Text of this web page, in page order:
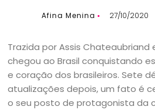
Afina Menina 27/10/2020
Trazida por Assis Chateaubriand
chegou ao Brasil conquistando
e coração dos brasileiros. Sete
atualizações depois, um fato é
o seu posto de protagonista da